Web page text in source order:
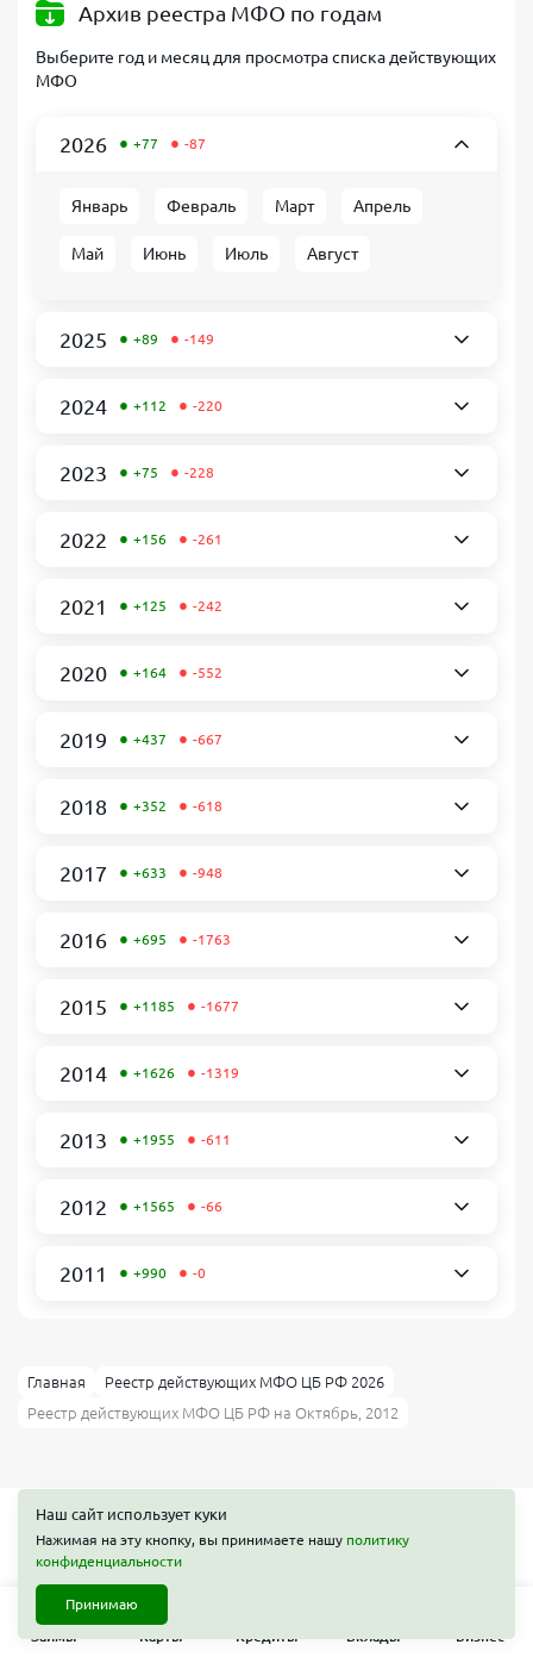
Архив реестра МФО по годам
Выберите год и месяц для просмотра списка действующих
МФО
2026 • +77 • -87
Январь Февраль Март Апрель
Май Июнь Июль Август
2025 • +89 • -149
2024 • +112 • -220
2023 • +75 • -228
2022 • +156 • -261
2021 • +125 • -242
2020 • +164 • -552
2019 • +437 • -667
2018 • +352 • -618
2017 • +633 • -948
2016 • +695 • -1763
2015 • +1185 • -1677
2014 • +1626 • -1319
2013 • +1955 • -611
2012 • +1565 • -66
2011 • +990 • -0
Главная
Реестр действующих МФО ЦБ РФ 2026
Реестр действующих МФО ЦБ РФ на Октябрь, 2012
Займы
Займы Карты Кредиты Вклады Бизнес
Наш сайт использует куки
Нажимая на эту кнопку, вы принимаете нашу политику
конфиденциальности
Принимаю